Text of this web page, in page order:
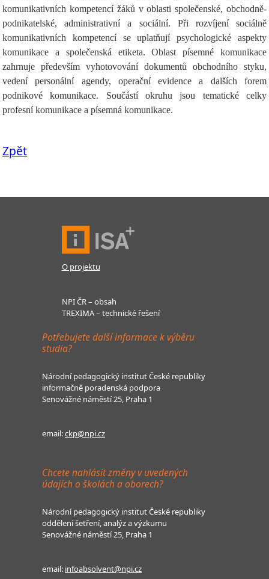
komunikativních kompetencí žáků v oblasti společenské, obchodně-
podnikatelské, administrativní a sociální. Při rozvíjení sociálně
komunikativních kompetencí se uplatňují psychologické aspekty
komunikace a společenská etiketa. Oblast písemné komunikace
zahrnuje především vyhotovování dokumentů obchodního styku,
vedení personální agendy, operační evidence a dalších forem
podnikové komunikace. Součástí okruhu jsou tematické celky
profesní komunikace a písemná komunikace.
Zpět
O projektu
NPI ČR – obsah
TREXIMA – technické řešení
Potřebujete další informace k výběru
studia?
Národní pedagogický institut České republiky
informačně poradenská podpora
Senovážné náměstí 25, Praha 1
email:ckp@npi.cz
Chcete nahlásit změny v uvedených
údajích o školách a oborech?
Národní pedagogický institut České republiky
oddělení šetření, analýz a výzkumu
Senovážné náměstí 25, Praha 1
email: infoabsolvent@npi.cz